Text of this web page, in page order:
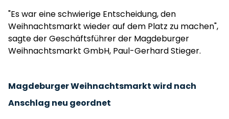
"Es war eine schwierige Entscheidung, den
Weihnachtsmarkt wieder auf dem Platz zu machen",
sagte der Geschäftsführer der Magdeburger
Weihnachtsmarkt GmbH, Paul-Gerhard Stieger.
Magdeburger Weihnachtsmarkt wird nach
Anschlag neu geordnet